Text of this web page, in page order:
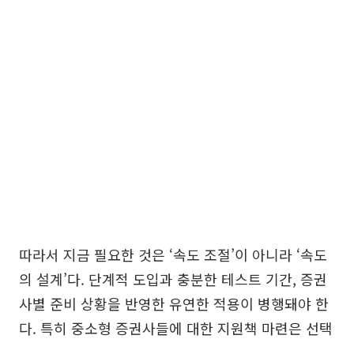
따라서 지금 필요한 것은 ‘속도 조절’이 아니라 ‘속도
의 설계’다. 단계적 도입과 충분한 테스트 기간, 증권
사별 준비 상황을 반영한 유연한 적용이 병행돼야 한
다. 특히 중소형 증권사들에 대한 지원책 마련은 선택